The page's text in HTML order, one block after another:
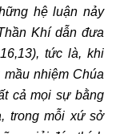
hệ luận nảy
Khí dẫn đưa
tức là, khi
nhiệm Chúa
cả mọi sự bằng
trong mỗi xứ sở